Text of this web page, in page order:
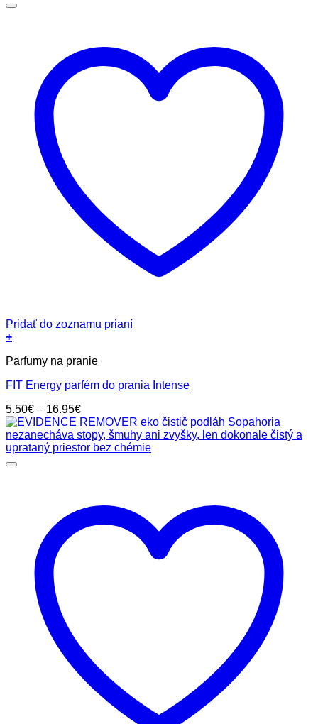
Pridať do zoznamu prianí
+
produkt
viacero
Možnosti
si
môžete
vybrať
na
Parfumy na pranie
FIT Energy parfém do prania Intense
5.50€ – 16.95€Price
range:
5.50€
through